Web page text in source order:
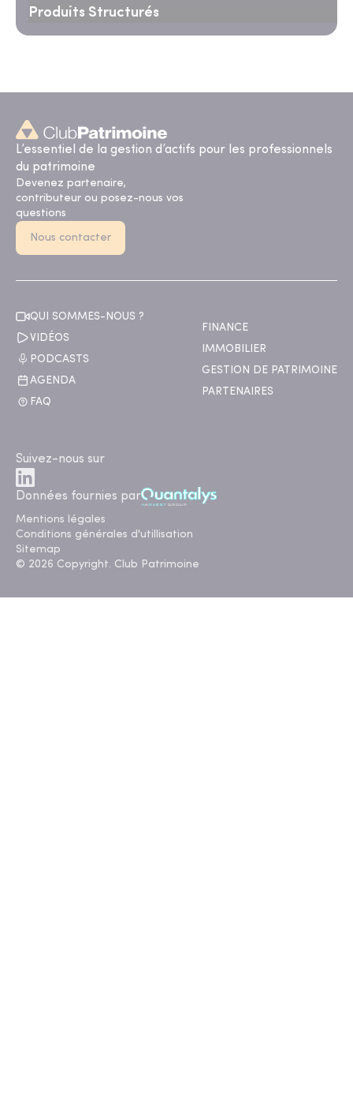
Produits Structurés
L’essentiel de la gestion d’actifs pour les professionnels
du patrimoine
Devenez partenaire,
contributeur ou posez-nous vos
questions
Nous contacter
QUI SOMMES-NOUS ?
VIDÉOS
PODCASTS
AGENDA
FAQ
FINANCE
IMMOBILIER
GESTION DE PATRIMOINE
PARTENAIRES
Suivez-nous sur
Données fournies par
Mentions légales
Conditions générales d'utillisation
Sitemap
© 2026 Copyright. Club Patrimoine